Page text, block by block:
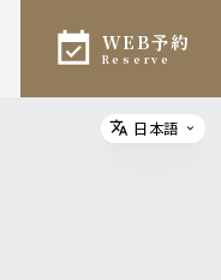
WEB予約
reserve
Select
日本語